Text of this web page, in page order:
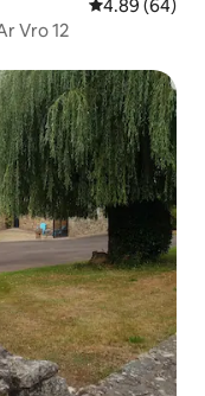
レビュー64件
4.89 (64)
Vro 12